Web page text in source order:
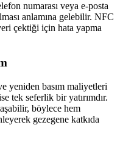
numarası veya e-posta
anlamına gelebilir. NFC
çektiği için hata yapma
yeniden basım maliyetleri
tek seferlik bir yatırımdır.
böylece hem
gezegene katkıda